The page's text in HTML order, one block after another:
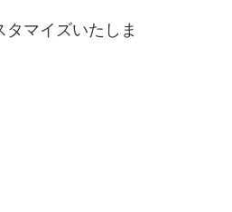
305mm x 914mm
マイズいたしま